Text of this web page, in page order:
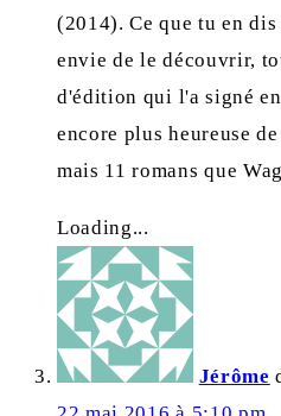
(2014). Ce que tu en
envie de le découvrir,
d'édition qui l'a signé
encore plus heureuse
mais 11 romans que
Loading...
Jérôme